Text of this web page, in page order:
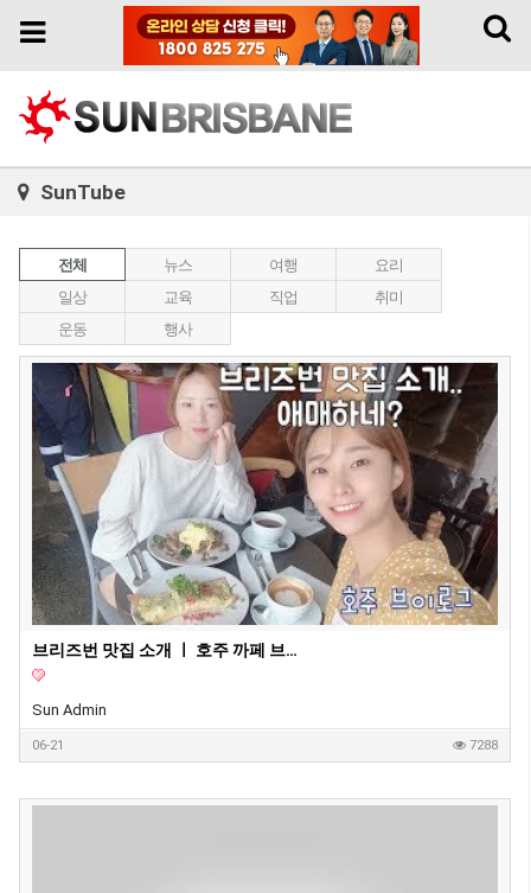
Toggle
Toggle
SunTube
전체 뉴스 여행
요리
일상
교육 직업
취미
운동
행사
브리즈번 맛집 소개 ㅣ 호주 까페 브이로그 ㅣ 호주 커피
Sun Admin
06-21 7288